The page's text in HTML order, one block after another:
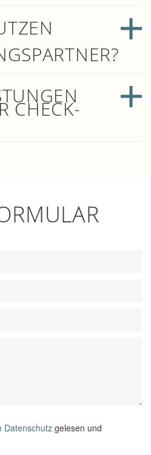
CHECK-
Datenschutzgelesen und